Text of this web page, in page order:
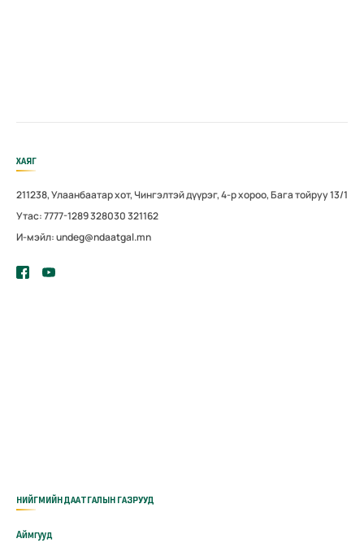
ХАЯГ
211238, Улаанбаатар хот, Чингэлтэй дүүрэг, 4-р хороо, Бага тойруу 13/1
Утас: 7777-1289 328030 321162
И-мэйл: undeg@ndaatgal.mn
НИЙГМИЙН ДААТГАЛЫН ГАЗРУУД
Аймгууд